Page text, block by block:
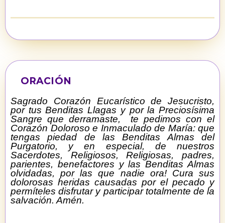
ORACIÓN
Sagrado Corazón Eucarístico de Jesucristo,
por tus Benditas Llagas y por la Preciosísima
Sangre que derramaste, te pedimos con el
Corazón Doloroso e Inmaculado de María: que
tengas piedad de las Benditas Almas del
Purgatorio, y en especial, de nuestros
Sacerdotes, Religiosos, Religiosas, padres,
parientes, benefactores y las Benditas Almas
olvidadas, por las que nadie ora! Cura sus
dolorosas heridas causadas por el pecado y
permíteles disfrutar y participar totalmente de la
salvación. Amén.